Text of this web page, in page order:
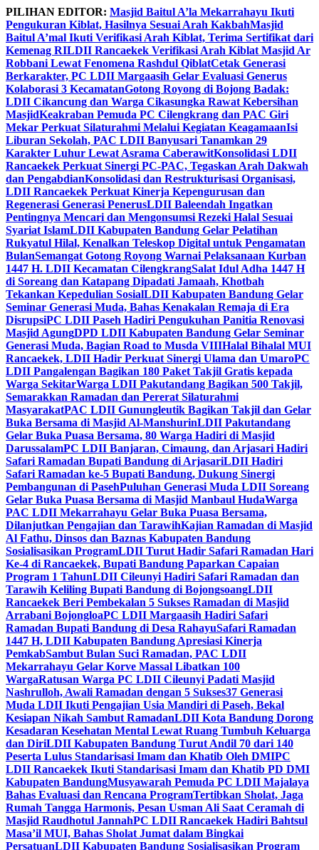
Skip
to
content
PILIHAN EDITOR: Masjid Baitul A’la Mekarrahayu Ikuti
Pengukuran Kiblat, Hasilnya Sesuai Arah KakbahMasjid
Baitul A’mal Ikuti Verifikasi Arah Kiblat, Terima Sertifikat dari
Kemenag RILDII Rancaekek Verifikasi Arah Kiblat Masjid Ar
Robbani Lewat Fenomena Rashdul QiblatCetak Generasi
Berkarakter, PC LDII Margaasih Gelar Evaluasi Generus
Kolaborasi 3 KecamatanGotong Royong di Bojong Badak:
LDII Cikancung dan Warga Cikasungka Rawat Kebersihan
MasjidKeakraban Pemuda PC Cilengkrang dan PAC Giri
Mekar Perkuat Silaturahmi Melalui Kegiatan KeagamaanIsi
Liburan Sekolah, PAC LDII Banyusari Tanamkan 29
Karakter Luhur Lewat Asrama CaberawitKonsolidasi LDII
Rancaekek Perkuat Sinergi PC-PAC, Tegaskan Arah Dakwah
dan PengabdianKonsolidasi dan Restrukturisasi Organisasi,
LDII Rancaekek Perkuat Kinerja Kepengurusan dan
Regenerasi Generasi PenerusLDII Baleendah Ingatkan
Pentingnya Mencari dan Mengonsumsi Rezeki Halal Sesuai
Syariat IslamLDII Kabupaten Bandung Gelar Pelatihan
Rukyatul Hilal, Kenalkan Teleskop Digital untuk Pengamatan
BulanSemangat Gotong Royong Warnai Pelaksanaan Kurban
1447 H. LDII Kecamatan CilengkrangSalat Idul Adha 1447 H
di Soreang dan Katapang Dipadati Jamaah, Khotbah
Tekankan Kepedulian SosialLDII Kabupaten Bandung Gelar
Seminar Generasi Muda, Bahas Kenakalan Remaja di Era
DisrupsiPC LDII Paseh Hadiri Pengukuhan Panitia Renovasi
Masjid AgungDPD LDII Kabupaten Bandung Gelar Seminar
Generasi Muda, Bagian Road to Musda VIIIHalal Bihalal MUI
Rancaekek, LDII Hadir Perkuat Sinergi Ulama dan UmaroPC
LDII Pangalengan Bagikan 180 Paket Takjil Gratis kepada
Warga SekitarWarga LDII Pakutandang Bagikan 500 Takjil,
Semarakkan Ramadan dan Pererat Silaturahmi
MasyarakatPAC LDII Gunungleutik Bagikan Takjil dan Gelar
Buka Bersama di Masjid Al-ManshurinLDII Pakutandang
Gelar Buka Puasa Bersama, 80 Warga Hadiri di Masjid
DarussalamPC LDII Banjaran, Cimaung, dan Arjasari Hadiri
Safari Ramadan Bupati Bandung di ArjasariLDII Hadiri
Safari Ramadan ke-5 Bupati Bandung, Dukung Sinergi
Pembangunan di PasehPuluhan Generasi Muda LDII Soreang
Gelar Buka Puasa Bersama di Masjid Manbaul HudaWarga
PAC LDII Mekarrahayu Gelar Buka Puasa Bersama,
Dilanjutkan Pengajian dan TarawihKajian Ramadan di Masjid
Al Fathu, Dinsos dan Baznas Kabupaten Bandung
Sosialisasikan ProgramLDII Turut Hadir Safari Ramadan Hari
Ke-4 di Rancaekek, Bupati Bandung Paparkan Capaian
Program 1 TahunLDII Cileunyi Hadiri Safari Ramadan dan
Tarawih Keliling Bupati Bandung di BojongsoangLDII
Rancaekek Beri Pembekalan 5 Sukses Ramadan di Masjid
Arrabani BojongloaPC LDII Margaasih Hadiri Safari
Ramadan Bupati Bandung di Desa RahayuSafari Ramadan
1447 H, LDII Kabupaten Bandung Apresiasi Kinerja
PemkabSambut Bulan Suci Ramadan, PAC LDII
Mekarrahayu Gelar Korve Massal Libatkan 100
WargaRatusan Warga PC LDII Cileunyi Padati Masjid
Nashrulloh, Awali Ramadan dengan 5 Sukses37 Generasi
Muda LDII Ikuti Pengajian Usia Mandiri di Paseh, Bekal
Kesiapan Nikah Sambut RamadanLDII Kota Bandung Dorong
Kesadaran Kesehatan Mental Lewat Ruang Tumbuh Keluarga
dan DiriLDII Kabupaten Bandung Turut Andil 70 dari 140
Peserta Lulus Standarisasi Imam dan Khatib Oleh DMIPC
LDII Rancaekek Ikuti Standarisasi Imam dan Khatib PD DMI
Kabupaten BandungMusyawarah Pemuda PC LDII Majalaya
Bahas Evaluasi dan Rencana ProgramTertibkan Sholat, Jaga
Rumah Tangga Harmonis, Pesan Usman Ali Saat Ceramah di
Masjid Raudhotul JannahPC LDII Rancaekek Hadiri Bahtsul
Masa’il MUI, Bahas Sholat Jumat dalam Bingkai
PersatuanLDII Kabupaten Bandung Sosialisasikan Program